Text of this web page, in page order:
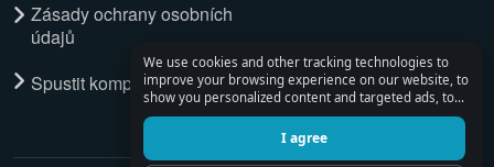
We use cookies and other tracking technologies to
improve your browsing experience on our website, to
show you personalized content and targeted ads, to
analyze our website traffic, and to understand where
our visitors are coming from.
I agree
Zásady ochrany osobních
údajů
Spustit kompletní průvodce